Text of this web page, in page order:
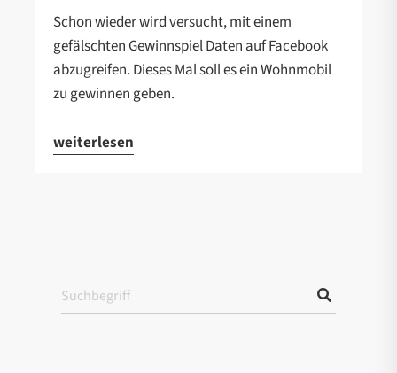
Schon wieder wird versucht, mit einem
gefälschten Gewinnspiel Daten auf Facebook
abzugreifen. Dieses Mal soll es ein Wohnmobil
zu gewinnen geben.
weiterlesen